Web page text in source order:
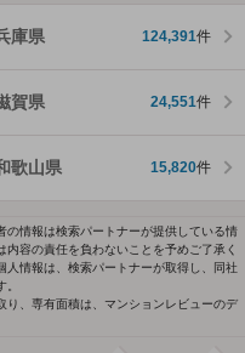
庫県 124,391件
賀県 24,551件
歌山県 15,820件
の情報は検索パートナーが提供している情
容の責任を負わないことを予めご了承く
情報は、検索パートナーが取得し、同社
、専有面積は、マンションレビューのデ